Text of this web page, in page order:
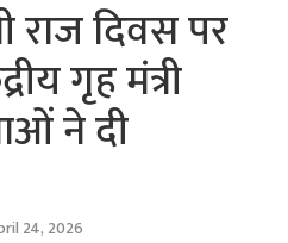
राज दिवस पर
गृह मंत्री
ने दी
24, 2026